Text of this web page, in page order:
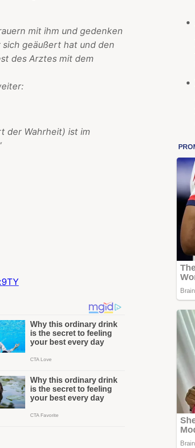
mit ihm und gedenken
geäußert hat und den
des Arztes mit dem
:
der Wahrheit) ist im